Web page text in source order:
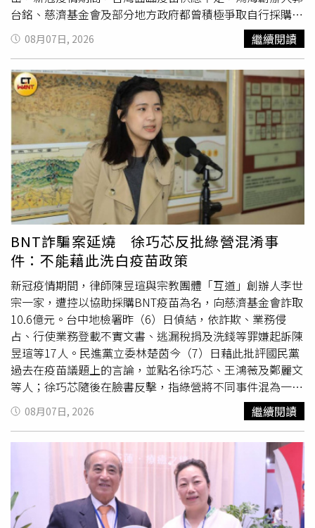
台銘、慈濟基金會及部分地方政府都曾積極爭取自行採購疫
苗，過程中卻一度遭遇中央政府阻礙。她質疑，政府既有預
算卻未能及時取得疫苗，最後仍須仰賴民間企業與慈善團體
協助採購。她表示，慈濟雖然在採購過程中遭不肖人士詐
騙，但最終仍完成500萬劑BNT疫苗採購，連同鴻海與台積
電共同採購的疫苗，合計取得1500萬劑，緩解當時國內疫
苗不足的情況。鄭麗文並將矛頭指向前行政院長蘇貞昌及前
衛福部長陳時中，批評中央政府當時多次拒絕地方政府及民
間團體自行採購疫苗，後續又因高端疫苗政策引發不少社會
爭議。她表示，國民黨立法院黨團當年也曾赴總統府前陳
情，呼籲政府加速採購疫苗，但未獲積極回應。針對陳時中
近日提及當年疫苗掮客問題，鄭麗文質疑，若政府當時已掌
握有不法人士藉疫苗採購行騙，為何未及早交由檢警單位查
辦，而是直到案件曝光後才提出相關說法。她認為，此次案
件是由慈濟主動提告後才進入司法程序，並非政府主動查
獲。鄭麗文表示，慈濟當年是在疫苗短缺期間基於公益立場
投入採購，如今卻因遭詐騙而再度成為政治攻防焦點，令人
遺憾。她也再次點名前總統蔡英文、前行政院長蘇貞昌及前
衛福部長陳時中，認為當年疫苗採購相關決策仍有諸多疑
點，應向社會進一步說明。
08月07日, 2026 繼續閱讀
BNT詐騙案延燒 徐巧芯反批綠營混淆事
件：不能藉此洗白疫苗政策
新冠疫情期間，律師陳昱瑄與宗教團體「互道」創辦人李世
宗一家，遭控以協助採購BNT疫苗為名，向慈濟基金會詐取
10.6億元。台中地檢署昨（6）日偵結，依詐欺、業務侵
占、行使業務登載不實文書、逃漏稅捐及洗錢等罪嫌起訴陳
昱瑄等17人。民進黨立委林楚茵今（7）日藉此批評國民黨
過去在疫苗議題上的言論，並點名徐巧芯、王鴻薇及鄭麗文
等人；徐巧芯隨後在臉書反擊，指綠營將不同事件混為一
談，企圖藉案件替過去的疫苗政策辯護。徐巧芯表示，最新
起訴內容聚焦的是有人涉嫌虛構疫苗採購能力，並向慈濟收
取高額顧問費，慈濟在案件中屬於受害者，涉案人士則須接
受司法追究。她質疑，民進黨卻將這起詐騙案與當年外界對
政府疫苗採購政策的質疑連結，甚至把曾替民間爭取疫苗、
監督政府的人一併列為攻擊對象，並不合理。徐巧芯進一步
指出，慈濟後來確實成功取得BNT疫苗，而民間採購的疫苗
也比政府自購進度更早抵台。她提到，政府2021年初曾洽
08月07日, 2026 繼續閱讀